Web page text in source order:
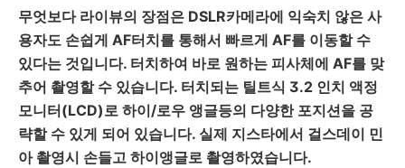
무엇보다 라이뷰의 장점은 DSLR카메라에 익숙치 않은 사
용자도 손쉽게 AF터치를 통해서 빠르게 AF를 이동할 수
있다는 것입니다. 터치하여 바로 원하는 피사체에 AF를 맞
추어 촬영할 수 있습니다. 터치되는 틸트식 3.2 인치 액정
모니터(LCD)로 하이/로우 앵글등의 다양한 포지션을 공
략할 수 있게 되어 있습니다. 실제 지스타에서 걸스데이 민
아 촬영시 손들고 하이앵글로 촬영하였습니다.